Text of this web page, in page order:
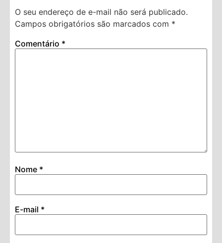
O seu endereço de e-mail não será publicado.
Campos obrigatórios são marcados com *
Comentário *
Nome *
E-mail *